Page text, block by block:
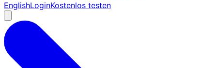
EnglishLoginKostenlos testen